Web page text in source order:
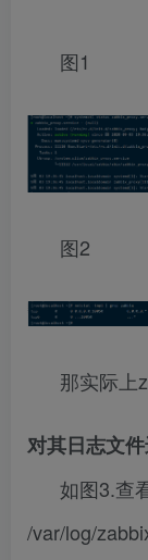
图1
图2
那实际上
对其日志文
如图3.查
/var/log/